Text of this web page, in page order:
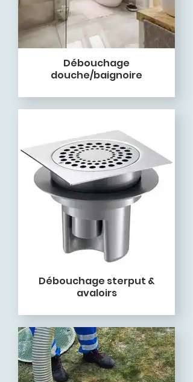
Débouchage
douche/baignoire
Débouchage sterput &
avaloirs